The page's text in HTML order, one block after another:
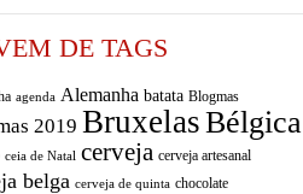
DE TAGS
agenda Alemanha batata Blogmas
2019 BruxelasBélgica
ceia de Natal cerveja cerveja artesanal
belga cerveja de quinta chocolate